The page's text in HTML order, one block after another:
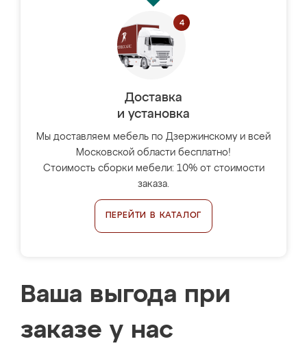
Доставка
и установка
Мы доставляем мебель по Дзержинскому и всей
Московской области бесплатно!
Стоимость сборки мебели: 10% от стоимости
заказа.
ПЕРЕЙТИ В КАТАЛОГ
Ваша выгода при
заказе у нас